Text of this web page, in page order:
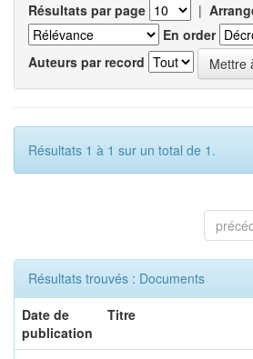
Résultats par page |
En order
Auteurs par record
Résultats 1 à 1 sur un total de 1.
Résultats trouvés : Documents
Date de
publication
Titre